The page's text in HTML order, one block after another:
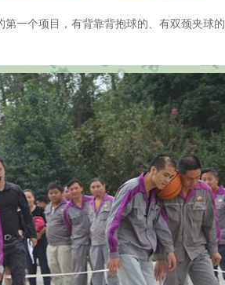
一个项目，有背靠背抱球的、有双颈夹球